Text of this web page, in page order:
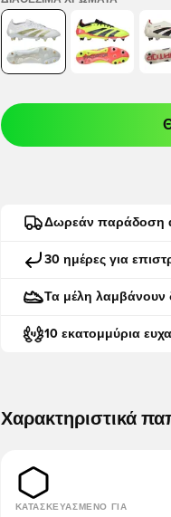
Δωρεάν παράδοση
30 ημέρες για
Τα μέλη
10 εκατομμύρια
Χαρακτηριστικά
ΚΑΤΑΣΚΕΥΑΣΜΈΝΟ ΓΙΑ